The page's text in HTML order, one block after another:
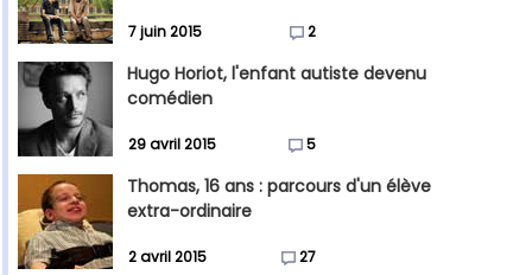
7 juin 2015 2
Hugo Horiot, l'enfant autiste devenu
comédien
29 avril 2015 5
Thomas, 16 ans : parcours d'un élève
extra-ordinaire
2 avril 2015 27